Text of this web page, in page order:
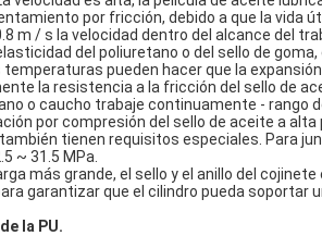
por fricción, debido a que la vida
m / s la velocidad dentro del alcance del
del poliuretano o del sello de
pueden hacer que la
la resistencia a la fricción del sello de
o caucho trabaje continuamente - rango
por compresión del sello de aceite a alta
tienen requisitos especiales. Para
~ 31.5 MPa.
más grande, el sello y el anillo del
garantizar que el cilindro pueda soportar
la PU.